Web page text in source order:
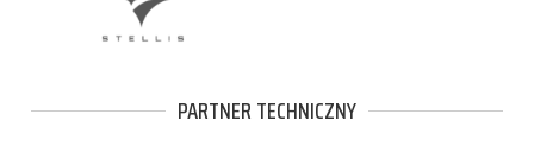
PARTNER TECHNICZNY